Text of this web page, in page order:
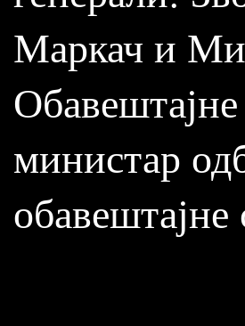
Маркач и
министар